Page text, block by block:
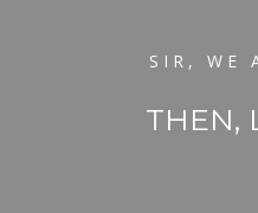
SIR, WE
THEN,